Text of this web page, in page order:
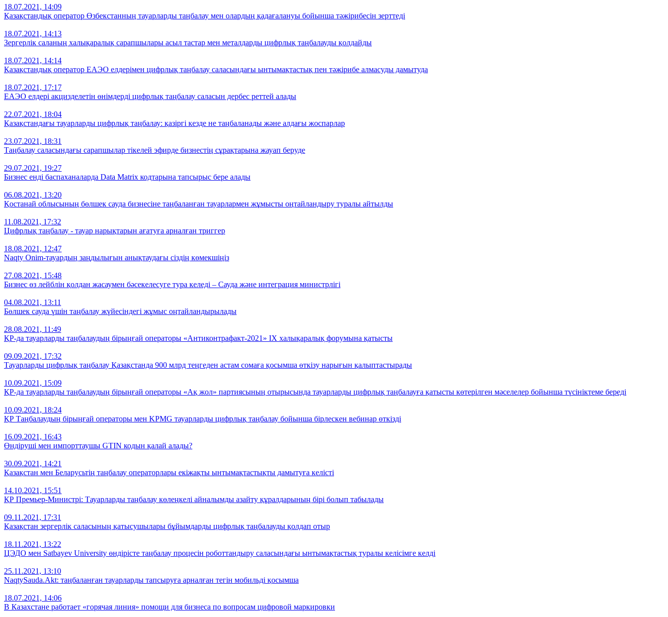
18.07.2021, 14:09
Қазақстандық оператор Өзбекстанның тауарларды таңбалау мен олардың қадағалануы бойынша тәжірибесін зерттеді
18.07.2021, 14:13
Зергерлік саланың халықаралық сарапшылары асыл тастар мен металдарды цифрлық таңбалауды қолдайды
18.07.2021, 14:14
Қазақстандық оператор ЕАЭО елдерімен цифрлық таңбалау саласындағы ынтымақтастық пен тәжірибе алмасуды дамытуда
18.07.2021, 17:17
ЕАЭО елдері акцизделетін өнімдерді цифрлық таңбалау саласын дербес реттей алады
22.07.2021, 18:04
Қазақстандағы тауарларды цифрлық таңбалау: қазіргі кезде не таңбаланады және алдағы жоспарлар
23.07.2021, 18:31
Таңбалау саласындағы сарапшылар тікелей эфирде бизнестің сұрақтарына жауап беруде
29.07.2021, 19:27
Бизнес енді баспаханаларда Data Matrix кодтарына тапсырыс бере алады
06.08.2021, 13:20
Қостанай облысының бөлшек сауда бизнесіне таңбаланған тауарлармен жұмысты оңтайландыру туралы айтылды
11.08.2021, 17:32
Цифрлық таңбалау - тауар нарықтарын ағатуға арналған триггер
18.08.2021, 12:47
Naqty Onim-тауардың заңдылығын анықтаудағы сіздің көмекшіңіз
27.08.2021, 15:48
Бизнес өз лейблін қолдан жасаумен бәсекелесуге тура келеді – Сауда және интеграция министрлігі
04.08.2021, 13:11
Бөлшек сауда үшін таңбалау жүйесіндегі жұмыс оңтайландырылады
28.08.2021, 11:49
ҚР-да тауарларды таңбалаудың бірыңғай операторы «Антиконтрафакт-2021» IX халықаралық форумына қатысты
09.09.2021, 17:32
Тауарларды цифрлық таңбалау Қазақстанда 900 млрд теңгеден астам сомаға қосымша өткізу нарығын қалыптастырады
10.09.2021, 15:09
ҚР-да тауарларды таңбалаудың бірыңғай операторы «Ақ жол» партиясының отырысында тауарларды цифрлық таңбалауға қатысты көтерілген мәселелер бойынша түсініктеме береді
10.09.2021, 18:24
ҚР Таңбалаудың бірыңғай операторы мен KPMG тауарларды цифрлық таңбалау бойынша бірлескен вебинар өткізді
16.09.2021, 16:43
Өндіруші мен импорттаушы GTIN кодын қалай алады?
30.09.2021, 14:21
Қазақстан мен Беларусьтің таңбалау операторлары екіжақты ынтымақтастықты дамытуға келісті
14.10.2021, 15:51
ҚР Премьер-Министрі: Тауарларды таңбалау көлеңкелі айналымды азайту құралдарының бірі болып табылады
09.11.2021, 17:31
Қазақстан зергерлік саласының қатысушылары бұйымдарды цифрлық таңбалауды қолдап отыр
18.11.2021, 13:22
ЦЭДО мен Satbayev University өндірісте таңбалау процесін роботтандыру саласындағы ынтымақтастық туралы келісімге келді
25.11.2021, 13:10
NaqtySauda.Akt: таңбаланған тауарларды тапсыруға арналған тегін мобильді қосымша
18.07.2021, 14:06
В Казахстане работает «горячая линия» помощи для бизнеса по вопросам цифровой маркировки